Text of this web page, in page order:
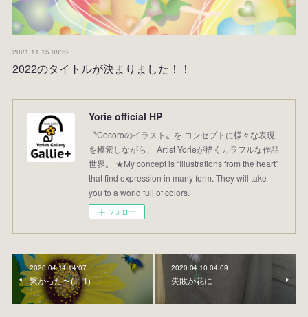
2021.11.15 08:52
2022のタイトルが決まりました！！
Yorie official HP
〝Cocoroのイラスト〟を コンセプトに様々な表現
を模索しながら、 Artist Yorieが描くカラフルな作品
世界。 ★My concept is “Illustrations from the heart”
that find expression in many form. They will take
you to a world full of colors.
フォロー
2020.04.14 14:07
繋がった〜(T_T)
2020.04.10 04:09
失敗が花に